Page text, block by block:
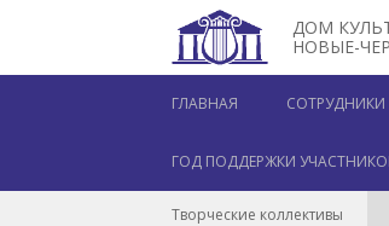
ДОМ
НОВЫЕ-
ГЛАВНАЯ СОТРУДНИКИ
ГОД ПОДДЕРЖКИ
Творческие коллективы